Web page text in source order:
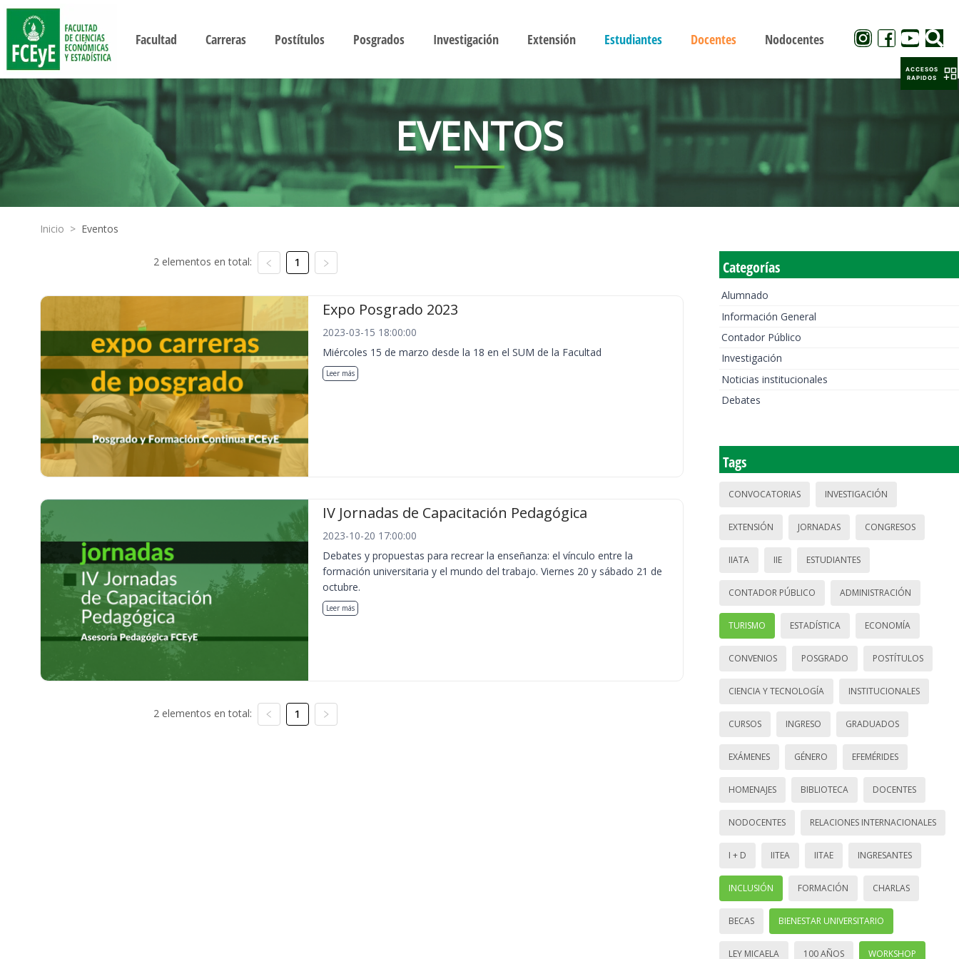
Facultad Carreras Postítulos Posgrados Investigación Extensión Estudiantes Docentes Nodocentes
EVENTOS
Inicio > Eventos
2 elementos en total: 1
Expo Posgrado 2023
2023-03-15 18:00:00
Miércoles 15 de marzo desde la 18 en el SUM de la Facultad
Leer más
IV Jornadas de Capacitación Pedagógica
2023-10-20 17:00:00
Debates y propuestas para recrear la enseñanza: el vínculo entre la
formación universitaria y el mundo del trabajo. Viernes 20 y sábado 21 de
octubre.
Leer más
2 elementos en total: 1
Categorías
Alumnado
Información General
Contador Público
Investigación
Noticias institucionales
Debates
Tags
CONVOCATORIAS INVESTIGACIÓN
EXTENSIÓN JORNADAS CONGRESOS
IIATA IIE ESTUDIANTES
CONTADOR PÚBLICO ADMINISTRACIÓN
TURISMO ESTADÍSTICA ECONOMÍA
CONVENIOS POSGRADO POSTÍTULOS
CIENCIA Y TECNOLOGÍA INSTITUCIONALES
CURSOS INGRESO GRADUADOS
EXÁMENES GÉNERO EFEMÉRIDES
HOMENAJES BIBLIOTECA DOCENTES
NODOCENTES RELACIONES INTERNACIONALES
I + D IITEA IITAE INGRESANTES
INCLUSIÓN FORMACIÓN CHARLAS
BECAS BIENESTAR UNIVERSITARIO
LEY MICAELA 100 AÑOS WORKSHOP
ACCESOS
RAPIDOS